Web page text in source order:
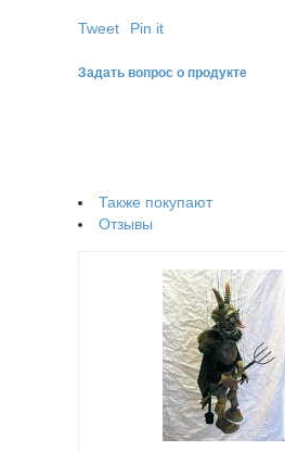
Tweet Pin it
Задать вопрос о продукте
Также покупают
Отзывы